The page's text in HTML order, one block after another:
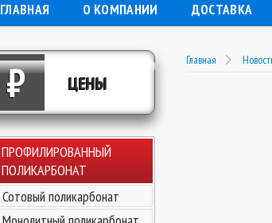
ГЛАВНАЯ О КОМПАНИИ ДОСТАВКА
₽ ЦЕНЫ
ПРОФИЛИРОВАННЫЙ
ПОЛИКАРБОНАТ
Сотовый поликарбонат
Главная